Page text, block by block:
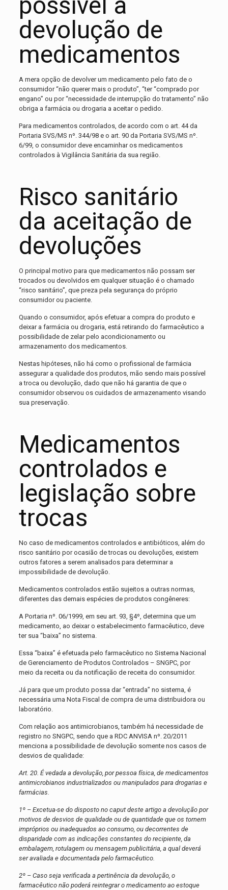
devolução de
medicamentos
A mera opção de devolver um medicamento pelo fato de o
consumidor “não querer mais o produto”, “ter “comprado por
engano” ou por “necessidade de interrupção do tratamento” não
obriga a farmácia ou drogaria a aceitar o pedido.
Para medicamentos controlados, de acordo com o art. 44 da
Portaria SVS/MS nº. 344/98 e o art. 90 da Portaria SVS/MS nº.
6/99, o consumidor deve encaminhar os medicamentos
controlados à Vigilância Sanitária da sua região.
Risco sanitário
da aceitação de
devoluções
O principal motivo para que medicamentos não possam ser
trocados ou devolvidos em qualquer situação é o chamado
“risco sanitário”, que preza pela segurança do próprio
consumidor ou paciente.
Quando o consumidor, após efetuar a compra do produto e
deixar a farmácia ou drogaria, está retirando do farmacêutico a
possibilidade de zelar pelo acondicionamento ou
armazenamento dos medicamentos.
Nestas hipóteses, não há como o profissional de farmácia
assegurar a qualidade dos produtos, mão sendo mais possível
a troca ou devolução, dado que não há garantia de que o
consumidor observou os cuidados de armazenamento visando
sua preservação.
Medicamentos
controlados e
legislação sobre
trocas
No caso de medicamentos controlados e antibióticos, além do
risco sanitário por ocasião de trocas ou devoluções, existem
outros fatores a serem analisados para determinar a
impossibilidade de devolução.
Medicamentos controlados estão sujeitos a outras normas,
diferentes das demais espécies de produtos congêneres:
A Portaria nº. 06/1999, em seu art. 93, §4º, determina que um
medicamento, ao deixar o estabelecimento farmacêutico, deve
ter sua “baixa” no sistema.
Essa “baixa” é efetuada pelo farmacêutico no Sistema Nacional
de Gerenciamento de Produtos Controlados – SNGPC, por
meio da receita ou da notificação de receita do consumidor.
Já para que um produto possa dar “entrada” no sistema, é
necessária uma Nota Fiscal de compra de uma distribuidora ou
laboratório.
Com relação aos antimicrobianos, também há necessidade de
registro no SNGPC, sendo que a RDC ANVISA nº. 20/2011
menciona a possibilidade de devolução somente nos casos de
desvios de qualidade:
Art. 20. É vedada a devolução, por pessoa física, de medicamentos
antimicrobianos industrializados ou manipulados para drogarias e
farmácias.
1º – Excetua-se do disposto no caput deste artigo a devolução por
motivos de desvios de qualidade ou de quantidade que os tornem
impróprios ou inadequados ao consumo, ou decorrentes de
disparidade com as indicações constantes do recipiente, da
embalagem, rotulagem ou mensagem publicitária, a qual deverá
ser avaliada e documentada pelo farmacêutico.
2º – Caso seja verificada a pertinência da devolução, o
farmacêutico não poderá reintegrar o medicamento ao estoque